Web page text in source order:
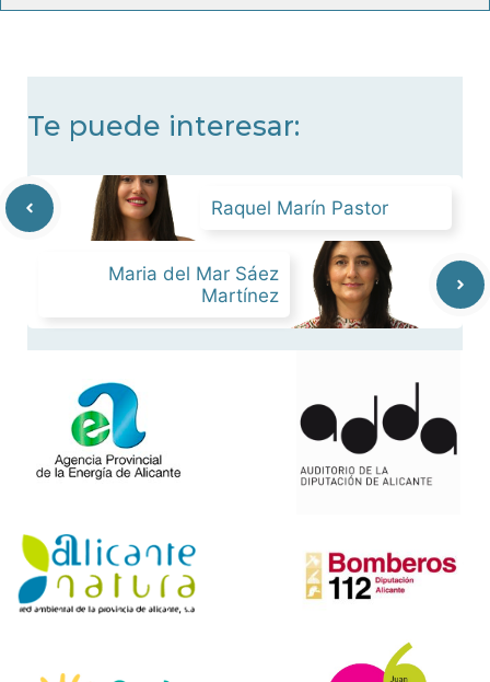
Te puede interesar:
Raquel Marín Pastor
Maria del Mar Sáez
Martínez